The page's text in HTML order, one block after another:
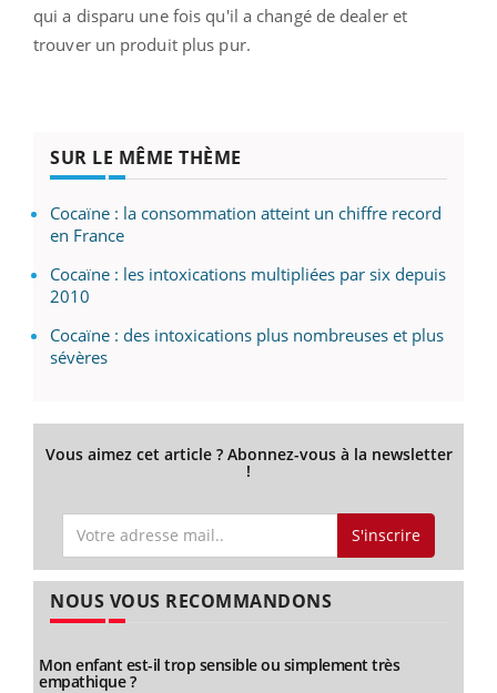
qui a disparu une fois qu'il a changé de dealer et
trouver un produit plus pur.
SUR LE MÊME THÈME
Cocaïne : la consommation atteint un chiffre record
en France
Cocaïne : les intoxications multipliées par six depuis
2010
Cocaïne : des intoxications plus nombreuses et plus
sévères
Vous aimez cet article ? Abonnez-vous à la newsletter
!
S'inscrire
NOUS VOUS RECOMMANDONS
Mon enfant est-il trop sensible ou simplement très
empathique ?